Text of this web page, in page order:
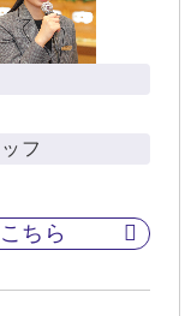
フ
ちら